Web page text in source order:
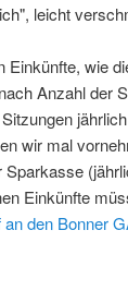
leicht
Einkünfte, wie
Anzahl der
wir mal
Sparkasse
Einkünfte
den Bonner